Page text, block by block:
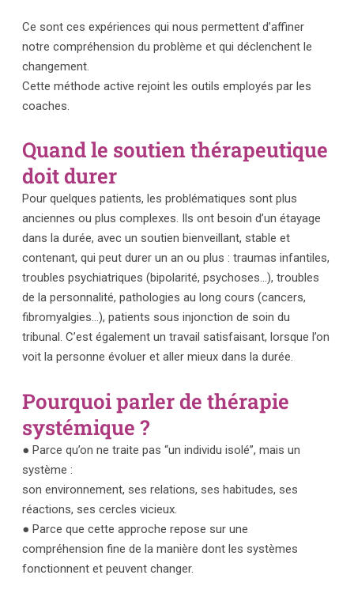
Ce sont ces expériences qui nous permettent d’affiner
notre compréhension du problème et qui déclenchent le
changement.
Cette méthode active rejoint les outils employés par les
coaches.
Quand le soutien thérapeutique
doit durer
Pour quelques patients, les problématiques sont plus
anciennes ou plus complexes. Ils ont besoin d’un étayage
dans la durée, avec un soutien bienveillant, stable et
contenant, qui peut durer un an ou plus : traumas infantiles,
troubles psychiatriques (bipolarité, psychoses…), troubles
de la personnalité, pathologies au long cours (cancers,
fibromyalgies…), patients sous injonction de soin du
tribunal. C’est également un travail satisfaisant, lorsque l’on
voit la personne évoluer et aller mieux dans la durée.
Pourquoi parler de thérapie
systémique ?
● Parce qu’on ne traite pas “un individu isolé”, mais un
système :
son environnement, ses relations, ses habitudes, ses
réactions, ses cercles vicieux.
● Parce que cette approche repose sur une
compréhension fine de la manière dont les systèmes
fonctionnent et peuvent changer.